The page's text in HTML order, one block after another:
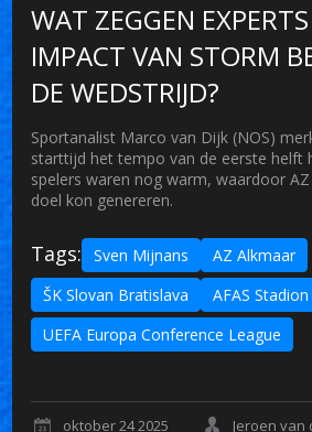
WAT ZEGGEN
IMPACT VAN STORM
DE WEDSTRIJD?
Sportanalist Marco van Dijk (NOS)
starttijd het tempo van de eerste helft
spelers waren nog warm, waardoor
doel kon genereren.
Tags: Sven Mijnans
AZ Alkmaar
ŠK Slovan Bratislava
AFAS Stadion
UEFA Europa Conference League
oktober 24 2025
Jeroen van